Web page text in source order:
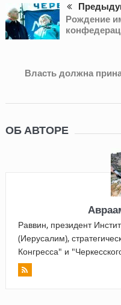
Рождение
Власть должна
ОБ АВТОРЕ
Раввин, президент
(Иерусалим),
Конгресса" и